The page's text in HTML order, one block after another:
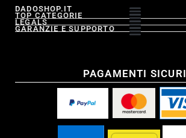
DADOSHOP.IT
TOP CATEGORIE
LEGALS
GARANZIE E SUPPORTO
PAGAMENTI SICURI